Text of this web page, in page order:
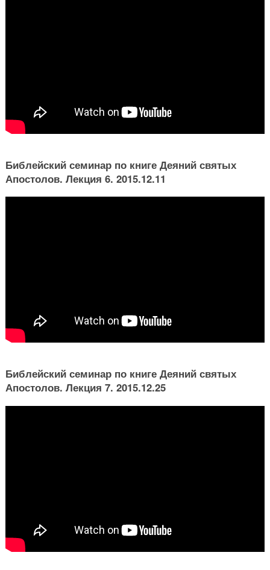
Библейский семинар по книге Деяний святых
Апостолов. Лекция 6. 2015.12.11
Библейский семинар по книге Деяний святых
Апостолов. Лекция 7. 2015.12.25